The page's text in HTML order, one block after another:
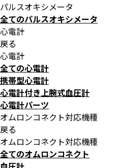
パルスオキシメータ
全てのパルスオキシメータ
心電計
戻る
心電計
全ての心電計
携帯型心電計
心電計付き上腕式血圧計
心電計パーツ
オムロンコネクト対応機種
戻る
オムロンコネクト対応機種
全てのオムロンコネクト